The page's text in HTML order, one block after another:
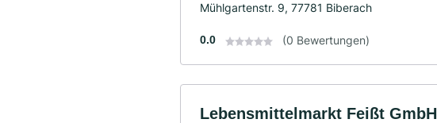
Mühlgartenstr. 9, 77781 Biberach
0.0 (0 Bewertungen)
Lebensmittelmarkt Feißt GmbH